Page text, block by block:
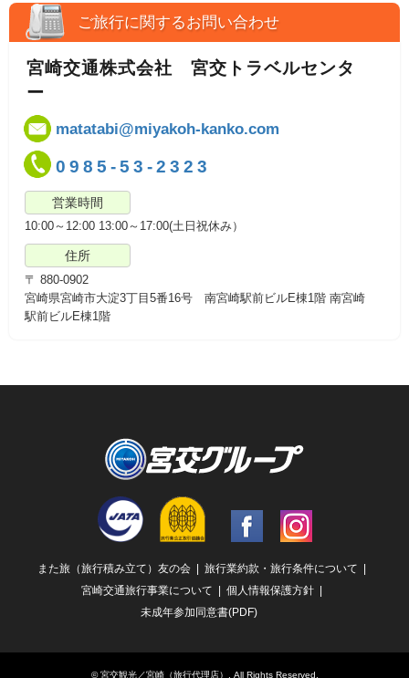
ご旅行に関するお問い合わせ
宮崎交通株式会社 宮交トラベルセンタ
ー
0985-53-2323
営業時間
10:00～12:00 13:00～17:00(土日祝休み）
matatabi@miyakoh-kanko.com
住所
〒 880-0902
宮崎県宮崎市大淀3丁目5番16号 南宮崎駅前ビルE棟1階 南宮崎
駅前ビルE棟1階
FacebookInstagram
また旅（旅行積み立て）友の会
旅行業約款・旅行条件について
宮崎交通旅行事業について
個人情報保護方針
未成年参加同意書(PDF)
©宮交観光／宮崎（旅行代理店） . All Rights Reserved.